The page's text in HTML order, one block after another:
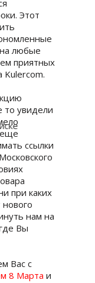
Этот
любые
приятных
Kulercom.
увидели
ссылки
при каких
нам на
Вы
Вас с
8 Марта и